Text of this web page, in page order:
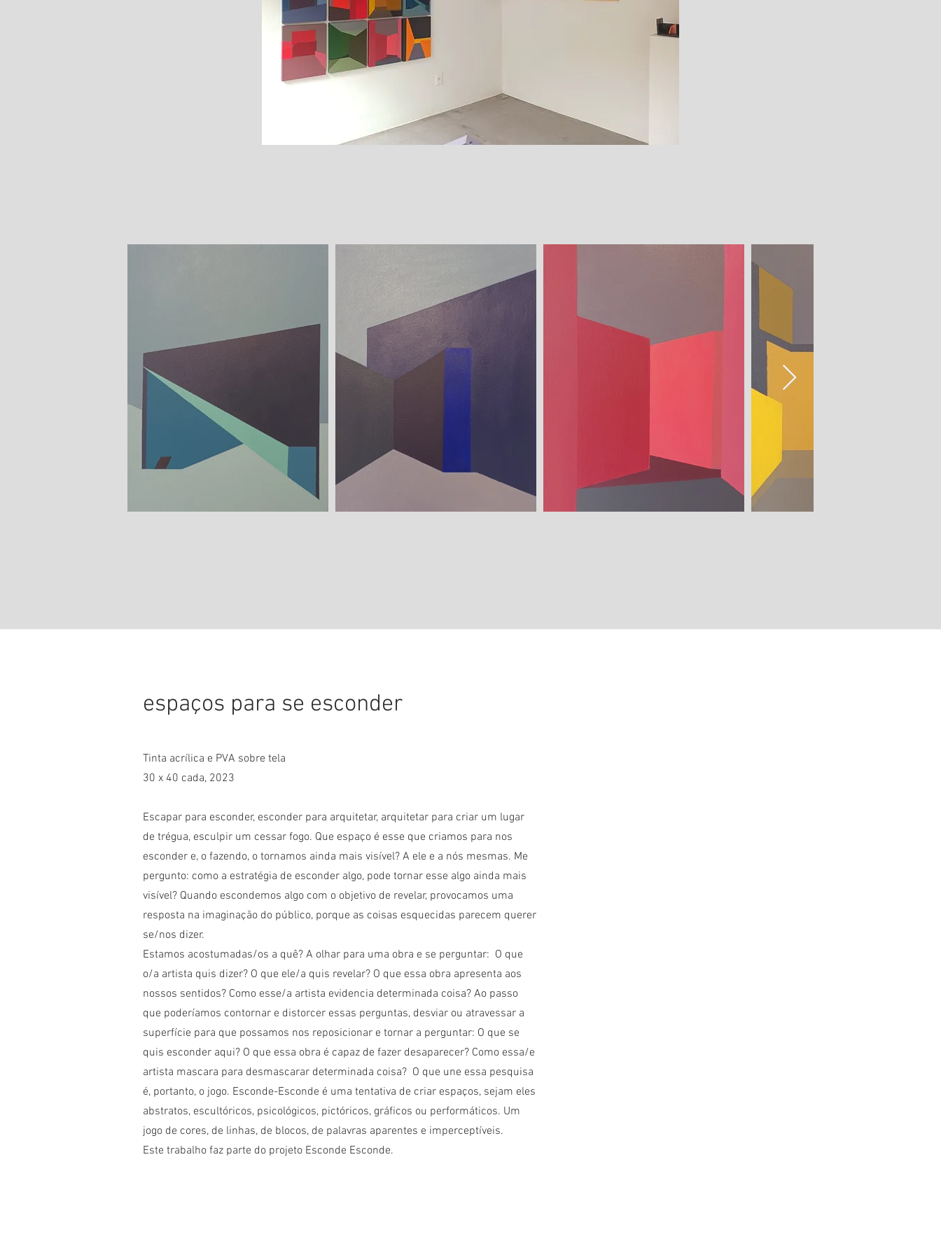
espaços para se esconder
Tinta acrílica e PVA sobre tela
30 x 40 cada, 2023
Escapar para esconder, esconder para arquitetar, arquitetar para criar um lugar
de trégua, esculpir um cessar fogo. Que espaço é esse que criamos para nos
esconder e, o fazendo, o tornamos ainda mais visível? A ele e a nós mesmas. Me
pergunto: como a estratégia de esconder algo, pode tornar esse algo ainda mais
visível? Quando escondemos algo com o objetivo de revelar, provocamos uma
resposta na imaginação do público, porque as coisas esquecidas parecem querer
se/nos dizer.
Estamos acostumadas/os a quê? A olhar para uma obra e se perguntar: O que
o/a artista quis dizer? O que ele/a quis revelar? O que essa obra apresenta aos
nossos sentidos? Como esse/a artista evidencia determinada coisa? Ao passo
que poderíamos contornar e distorcer essas perguntas, desviar ou atravessar a
superfície para que possamos nos reposicionar e tornar a perguntar: O que se
quis esconder aqui? O que essa obra é capaz de fazer desaparecer? Como essa/e
artista mascara para desmascarar determinada coisa? O que une essa pesquisa
é, portanto, o jogo. Esconde-Esconde é uma tentativa de criar espaços, sejam eles
abstratos, escultóricos, psicológicos, pictóricos, gráficos ou performáticos. Um
jogo de cores, de linhas, de blocos, de palavras aparentes e imperceptíveis.
Este trabalho faz parte do projeto Esconde Esconde.